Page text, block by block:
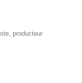
producteur